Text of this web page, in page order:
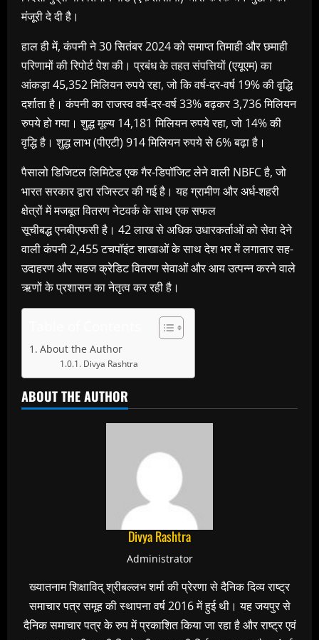
मंजूरी दे दी है।
हाल ही में, कंपनी ने 30 सितंबर 2024 को समाप्त तिमाही और छमाही
परिणामों की रिपोर्ट पेश की। प्रबंध के तहत संपत्तियों (एयूएम) का
आंकड़ा 45,352 मिलियन रुपये रहा, जो कि वर्ष-दर-वर्ष 19% की वृद्धि
दर्शाता है। कंपनी का राजस्व वर्ष-दर-वर्ष 33% बढ़कर 3,736 मिलियन
रुपये हो गया। शुद्ध मूल्य 14,181 मिलियन रुपये रहा, जो 14% की
वृद्धि है। शुद्ध लाभ (पीएटी) 914 मिलियन रुपये से 6% बढ़ा है।
पैसालो डिजिटल लिमिटेड एक गैर-डिपॉजिट लेने वाली NBFC है, जो
भारत सरकार द्वारा रजिस्टर की गई है। यह ग्रामीण और अर्ध-शहरी
क्षेत्रों में मजबूत वितरण नेटवर्क के साथ एक सफल
सूचीबद्ध एनबीएफसी है। 42 लाख से अधिक उधारकर्ताओं को सेवा देने
वाली कंपनी 2,455 टचपॉइंट शाखाओं के साथ देश भर में लगातार सह-
उदाहरण और सहज क्रेडिट वितरण सेवाओं और आय उत्पन्न करने वाले
ऋणों के प्रशासन का नेतृत्व कर रही है।
About the Author
Divya Rashtra
ABOUT THE AUTHOR
Divya Rashtra
Administrator
ख्यातनाम शिक्षाविद् श्रीबल्लभ शर्मा की प्रेरणा से दैनिक दिव्य राष्ट्र
समाचार पत्र समूह की स्थापना वर्ष 2016 में हुई थी। यह जयपुर से
दैनिक समाचार पत्र के रुप में प्रकाशित किया जा रहा है और राष्ट्र एवं